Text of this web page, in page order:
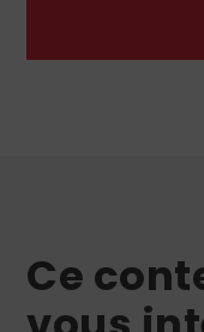
Ce